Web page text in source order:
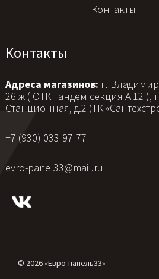
Контакты
Контакты
Адреса магазинов: г.
26 ж ( ОТК Тандем секция А 12 ),
Станционная, д.2 (ТК
+7 (930) 033-97-77
evro-panel33@mail.ru
© 2026 «Евро-панель33»